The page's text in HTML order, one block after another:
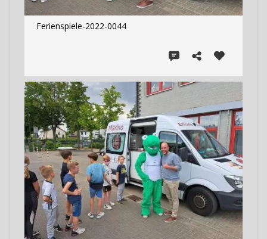
Ferienspiele-2022-0044